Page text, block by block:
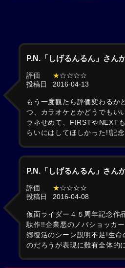
P.N.「しげるんるん」さん
評価 ★☆☆☆☆
投稿日
2016-04-13
もう一度観たら評価変わるか
つ、カラオケとかどうでもい
ラネせめて、FIRSTやNEXT
らいにはしてほしかった!!記
P.N.「しげるんるん」さん
評価 ★☆☆☆☆
投稿日
2016-04-08
仮面ライダー４５周年記念作
駄作!!企業悪のノバショッカ
郷復活のシーン説明不足!生命
のだろうが表現に難有全体的